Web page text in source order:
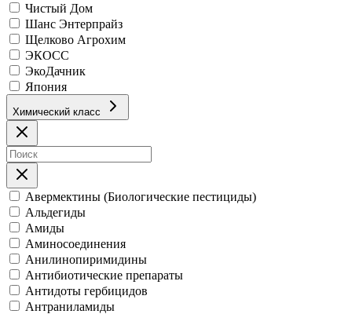
Чистый Дом
Шанс Энтерпрайз
Щелково Агрохим
ЭКОСС
ЭкоДачник
Япония
Химический класс
Авермектины (Биологические пестициды)
Альдегиды
Амиды
Аминосоединения
Анилинопиримидины
Антибиотические препараты
Антидоты гербицидов
Антраниламиды